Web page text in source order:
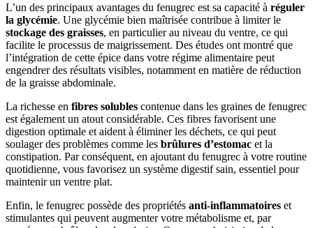
L’un des principaux avantages du fenugrec est sa capacité à réguler
la glycémie. Une glycémie bien maîtrisée contribue à limiter le
stockage des graisses, en particulier au niveau du ventre, ce qui
facilite le processus de maigrissement. Des études ont montré que
l’intégration de cette épice dans votre régime alimentaire peut
engendrer des résultats visibles, notamment en matière de réduction
de la graisse abdominale.
La richesse en fibres solubles contenue dans les graines de fenugrec
est également un atout considérable. Ces fibres favorisent une
digestion optimale et aident à éliminer les déchets, ce qui peut
soulager des problèmes comme les brûlures d’estomac et la
constipation. Par conséquent, en ajoutant du fenugrec à votre routine
quotidienne, vous favorisez un système digestif sain, essentiel pour
maintenir un ventre plat.
Enfin, le fenugrec possède des propriétés anti-inflammatoires et
stimulantes qui peuvent augmenter votre métabolisme et, par